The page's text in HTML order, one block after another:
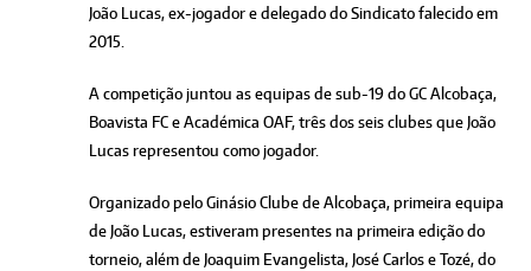
João Lucas, ex-jogador e delegado do Sindicato falecido em
2015.
A competição juntou as equipas de sub-19 do GC Alcobaça,
Boavista FC e Académica OAF, três dos seis clubes que João
Lucas representou como jogador.
Organizado pelo Ginásio Clube de Alcobaça, primeira equipa
de João Lucas, estiveram presentes na primeira edição do
torneio, além de Joaquim Evangelista, José Carlos e Tozé, do